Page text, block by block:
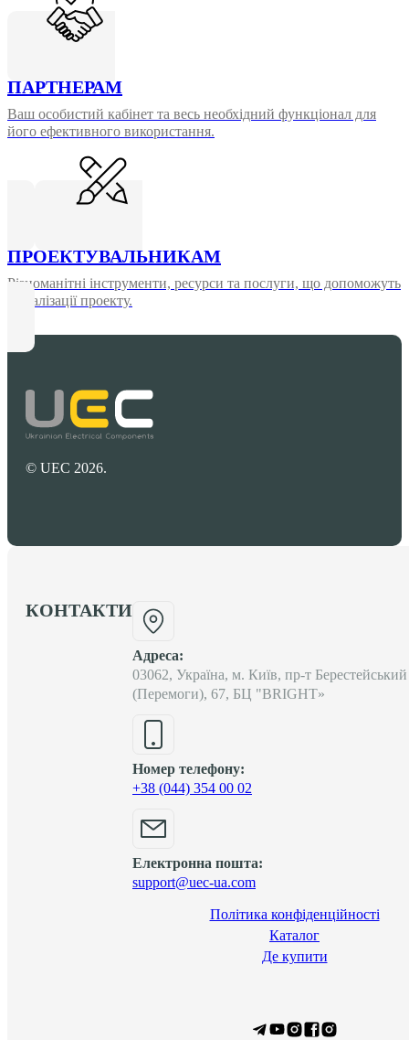
ПАРТНЕРАМ
Ваш особистий кабінет та весь необхідний функціонал для
його ефективного використання.
ПРОЕКТУВАЛЬНИКАМ
Різноманітні інструменти, ресурси та послуги, що допоможуть
у реалізації проекту.
© UEC 2026.
КОНТАКТИ
Адреса:
03062, Україна, м. Київ, пр-т Берестейський
(Перемоги), 67, БЦ "BRIGHT»
Номер телефону:
+38 (044) 354 00 02
Електронна пошта:
support@uec-ua.com
Політика конфіденційності
Каталог
Де купити